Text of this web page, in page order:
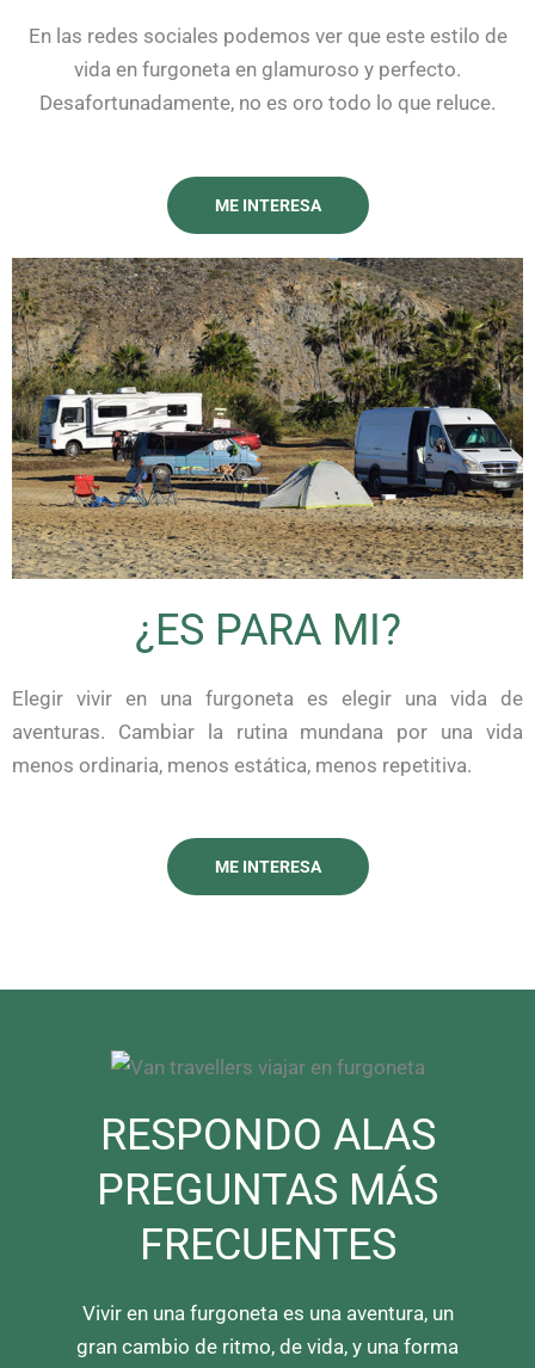
En las redes sociales podemos ver que este estilo de
vida en furgoneta en glamuroso y perfecto.
Desafortunadamente, no es oro todo lo que reluce.
ME INTERESA
¿ES PARA MI?
Elegir vivir en una furgoneta es elegir una vida de
aventuras. Cambiar la rutina mundana por una vida
menos ordinaria, menos estática, menos repetitiva.
ME INTERESA
RESPONDO ALAS
PREGUNTAS MÁS
FRECUENTES
Vivir en una furgoneta es una aventura, un
gran cambio de ritmo, de vida, y una forma